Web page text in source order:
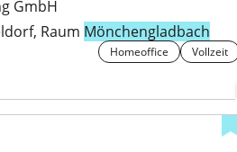
GmbH
Raum Mönchengladbach
Homeoffice Vollzeit